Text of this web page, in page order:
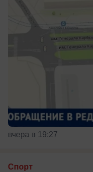
вчера в 19:27
Спорт